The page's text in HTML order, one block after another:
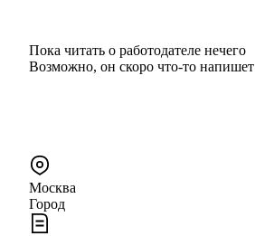
Пока читать о работодателе нечего
Возможно, он скоро что‑то напишет
Москва
Город